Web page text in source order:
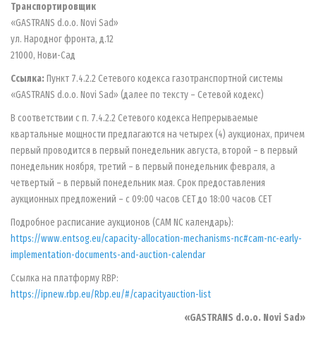
Транспортировщик
«GASTRANS d.o.o. Novi Sad»
ул. Народног фронта, д.12
21000, Нови-Сад
Ссылка: Пункт 7.4.2.2 Сетевого кодекса газотранспортной системы
«GASTRANS d.o.o. Novi Sad» (далее по тексту – Сетевой кодекс)
В соответствии с п. 7.4.2.2 Сетевого кодекса Непрерываемые
квартальные мощности предлагаются на четырех (4) аукционах, причем
первый проводится в первый понедельник августа, второй – в первый
понедельник ноября, третий – в первый понедельник февраля, а
четвертый – в первый понедельник мая. Срок предоставления
аукционных предложений – с 09:00 часов СЕТ до 18:00 часов СЕТ
Подробное расписание аукционов (CAM NC календарь):
https://www.entsog.eu/capacity-allocation-mechanisms-nc#cam-nc-early-
implementation-documents-and-auction-calendar
Ссылка на платформу RBP:
https://ipnew.rbp.eu/Rbp.eu/#/capacityauction-list
«GASTRANS d.o.o. Novi Sad»